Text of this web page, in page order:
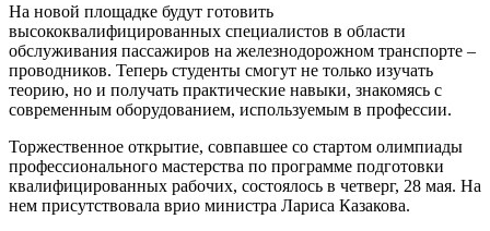
На новой площадке будут готовить
высококвалифицированных специалистов в области
обслуживания пассажиров на железнодорожном транспорте –
проводников. Теперь студенты смогут не только изучать
теорию, но и получать практические навыки, знакомясь с
современным оборудованием, используемым в профессии.
Торжественное открытие, совпавшее со стартом олимпиады
профессионального мастерства по программе подготовки
квалифицированных рабочих, состоялось в четверг, 28 мая. На
нем присутствовала врио министра Лариса Казакова.